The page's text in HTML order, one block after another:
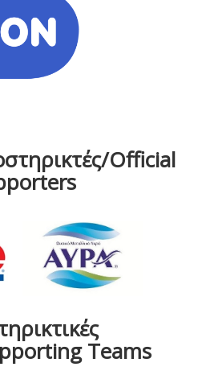
Official
Teams